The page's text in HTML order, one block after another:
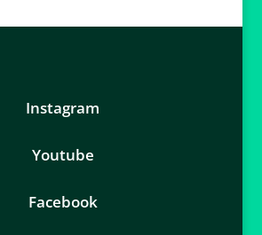
Instagram
Youtube
Facebook